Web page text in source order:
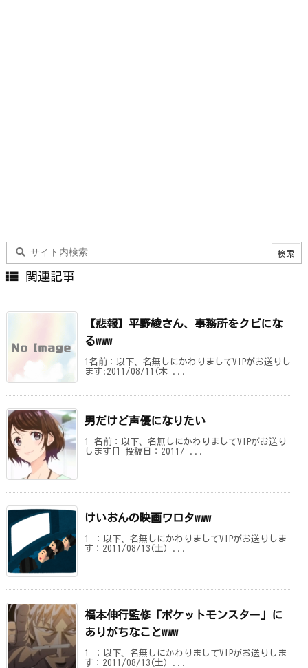
 関連記事
【悲報】平野綾さん、事務所をクビにな
るwww
1名前：以下、名無しにかわりましてVIPがお送りし
ます:2011/08/11(木 ...
男だけど声優になりたい
1 名前：以下、名無しにかわりましてVIPがお送り
します[] 投稿日：2011/ ...
けいおんの映画ワロタwww
1 ：以下、名無しにかわりましてVIPがお送りしま
す：2011/08/13(土) ...
福本伸行監修「ポケットモンスター」に
ありがちなことwww
1 ：以下、名無しにかわりましてVIPがお送りしま
す：2011/08/13(土) ...